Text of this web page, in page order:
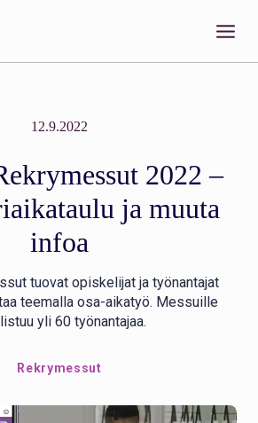
12.9.2022
2022 –
ja muuta
infoa
tuovat opiskelijat ja työnantajat
teemalla osa-aikatyö. Messuille
yli 60 työnantajaa.
Rekrymessut